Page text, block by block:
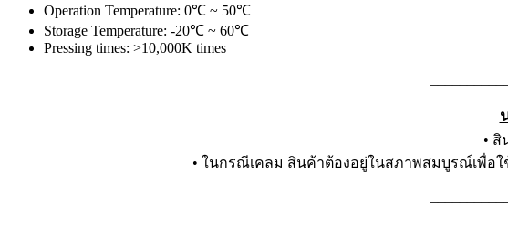
Operation Temperature: 0℃ ~ 50℃
Storage Temperature: -20℃ ~ 60℃
Pressing times: >10,000K times
•
• ในกรณีเคลม สินค้าต้องอยู่ในสภาพสมบูรณ์เพื่อ